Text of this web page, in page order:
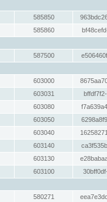
585850
585860
587500
603000
603031
603080
603050
603040
603140
603130
603100
580271